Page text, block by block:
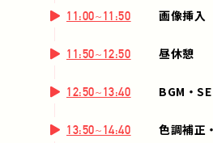
11:00~11:50 画像挿入
11:50~12:50 昼休憩
12:50~13:40 BGM・SE
13:50~14:40 色調補正